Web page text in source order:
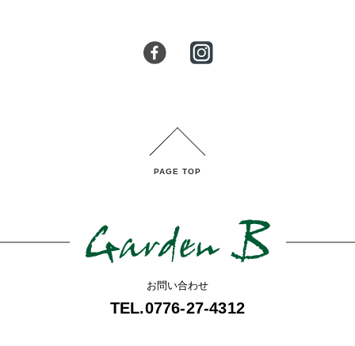
PAGE TOP
お問い合わせ
TEL.0776-27-4312